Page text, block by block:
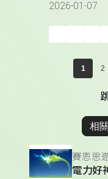
2026-01-07
1 2
相
賽恩思
電力好